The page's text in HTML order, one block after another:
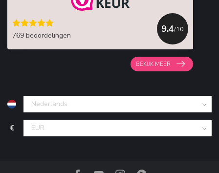
769 beoordelingen
9.4/10
BEKIJK MEER
€